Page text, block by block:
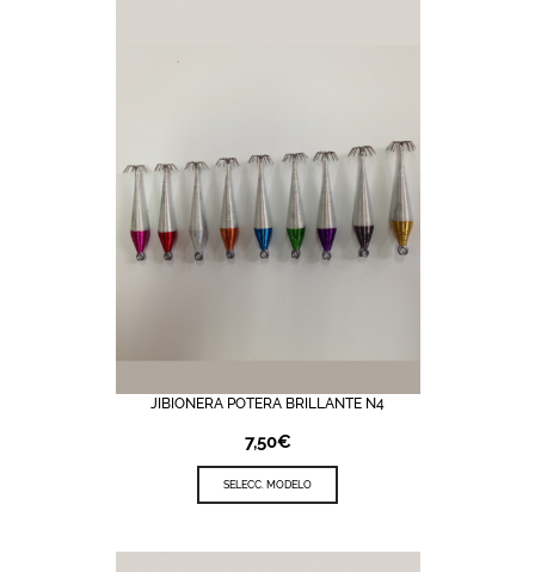
JIBIONERA POTERA BRILLANTE N4
7,50€
SELECC. MODELO